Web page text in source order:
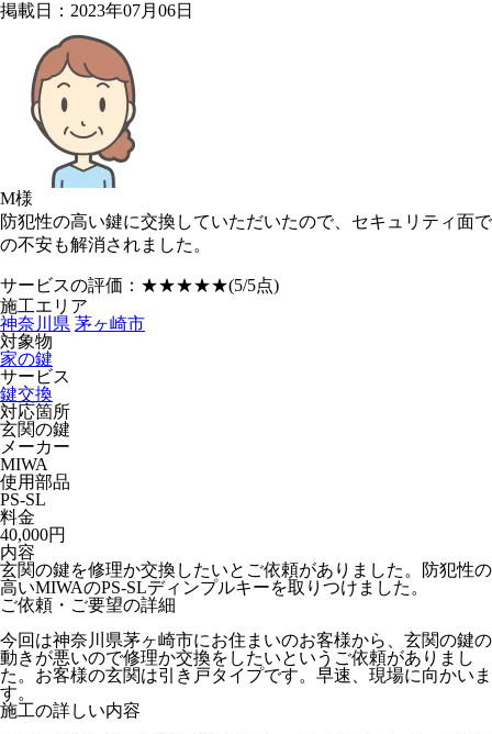
掲載日：2023年07月06日
M様
防犯性の高い鍵に交換していただいたので、セキュリティ面で
の不安も解消されました。
サービスの評価： ★★★★★(5/5点)
施工エリア
神奈川県 茅ヶ崎市
対象物
家の鍵
サービス
鍵交換
対応箇所
玄関の鍵
メーカー
MIWA
使用部品
PS-SL
料金
40,000円
内容
玄関の鍵を修理か交換したいとご依頼がありました。防犯性の
高いMIWAのPS-SLディンプルキーを取りつけました。
ご依頼・ご要望の詳細
今回は神奈川県茅ヶ崎市にお住まいのお客様から、玄関の鍵の
動きが悪いので修理か交換をしたいというご依頼がありまし
た。お客様の玄関は引き戸タイプです。早速、現場に向かいま
す。
施工の詳しい内容